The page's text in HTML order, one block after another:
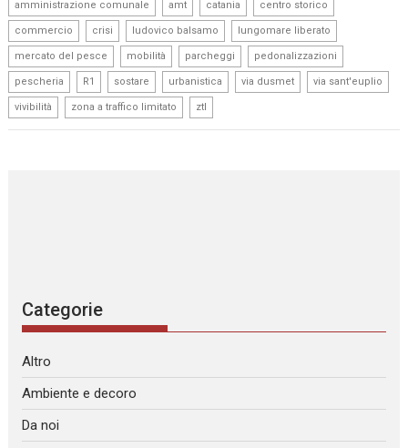
amministrazione comunale amt catania centro storico
commercio crisi ludovico balsamo lungomare liberato
mercato del pesce mobilità parcheggi pedonalizzazioni
pescheria R1 sostare urbanistica via dusmet via sant'euplio
vivibilità zona a traffico limitato ztl
Categorie
Altro
Ambiente e decoro
Da noi